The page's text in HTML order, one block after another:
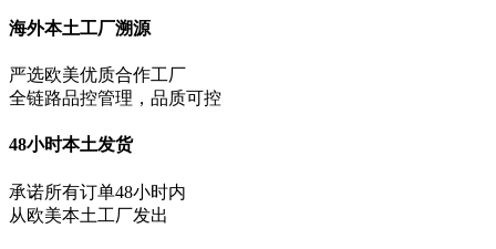
海外本土工厂溯源
严选欧美优质合作工厂
全链路品控管理，品质可控
48小时本土发货
承诺所有订单48小时内
从欧美本土工厂发出